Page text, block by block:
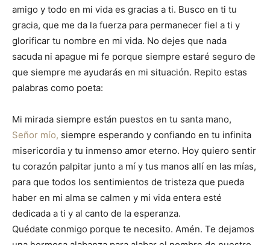
amigo y todo en mi vida es gracias a ti. Busco en ti tu
gracia, que me da la fuerza para permanecer fiel a ti y
glorificar tu nombre en mi vida. No dejes que nada
sacuda ni apague mi fe porque siempre estaré seguro de
que siempre me ayudarás en mi situación. Repito estas
palabras como poeta:
Mi mirada siempre están puestos en tu santa mano,
Señor mío, siempre esperando y confiando en tu infinita
misericordia y tu inmenso amor eterno. Hoy quiero sentir
tu corazón palpitar junto a mí y tus manos allí en las mías,
para que todos los sentimientos de tristeza que pueda
haber en mi alma se calmen y mi vida entera esté
dedicada a ti y al canto de la esperanza.
Quédate conmigo porque te necesito. Amén. Te dejamos